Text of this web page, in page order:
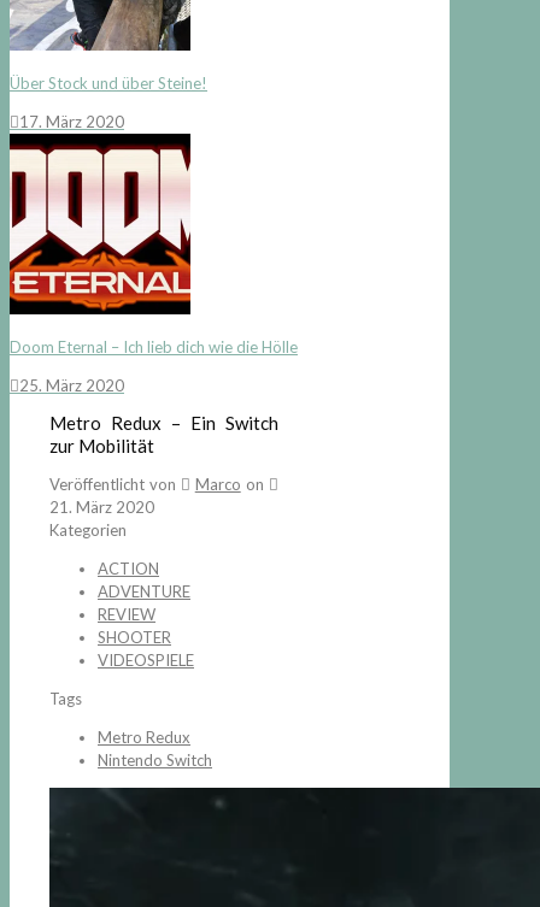
Über Stock und über Steine!
17. März 2020
Doom Eternal – Ich lieb dich wie die Hölle
25. März 2020
Metro Redux – Ein Switch
zur Mobilität
Veröffentlicht von Marco on
21. März 2020
Kategorien
ACTION
ADVENTURE
REVIEW
SHOOTER
VIDEOSPIELE
Tags
Metro Redux
Nintendo Switch